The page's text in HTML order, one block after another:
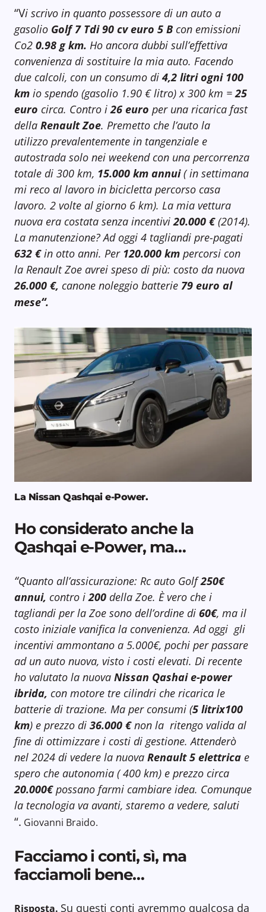
“Vi scrivo in quanto possessore di un auto a
gasolio Golf 7 Tdi 90 cv euro 5 B con emissioni
Co2 0.98 g km. Ho ancora dubbi sull’effettiva
convenienza di sostituire la mia auto. Facendo
due calcoli, con un consumo di4,2 litri ogni 100
km io spendo (gasolio 1.90 € litro) x 300 km =25
euro circa. Contro i26 euro per una ricarica fast
della Renault Zoe. Premetto che l’auto la
utilizzo prevalentemente in tangenziale e
autostrada solo nei weekend con una percorrenza
totale di 300 km, 15.000 km annui( in settimana
mi reco al lavoro in bicicletta percorso casa
lavoro. 2 volte al giorno 6 km). La mia vettura
nuova era costata senza incentivi20.000 €(2014).
La manutenzione? Ad oggi 4 tagliandi pre-pagati
632 €in otto anni. Per 120.000 km percorsi con
la Renault Zoe avrei speso di più: costo da nuova
26.000 €, canone noleggio batterie 79 euro al
mese“.
La Nissan Qashqai e-Power.
Ho considerato anche la
Qashqai e-Power, ma…
“Quanto all’assicurazione: Rc auto Golf250€
annui, contro i200 della Zoe. È vero che i
tagliandi per la Zoe sono dell’ordine di 60€, ma il
costo iniziale vanifica la convenienza. Ad oggi gli
incentivi ammontano a 5.000€, pochi per passare
ad un auto nuova, visto i costi elevati. Di recente
ho valutato la nuova Nissan Qashai e-power
ibrida, con motore tre cilindri che ricarica le
batterie di trazione. Ma per consumi (5 litrix100
km) e prezzo di 36.000 €non la ritengo valida al
fine di ottimizzare i costi di gestione. Attenderò
nel 2024 di vedere la nuova Renault 5 elettrica e
spero che autonomia ( 400 km) e prezzo circa
20.000€possano farmi cambiare idea. Comunque
la tecnologia va avanti, staremo a vedere, saluti
“. Giovanni Braido.
Facciamo i conti, sì, ma
facciamoli bene…
Risposta. Su questi conti avremmo qualcosa da